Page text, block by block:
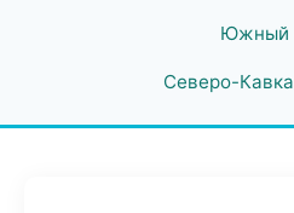
Южный
Северо-